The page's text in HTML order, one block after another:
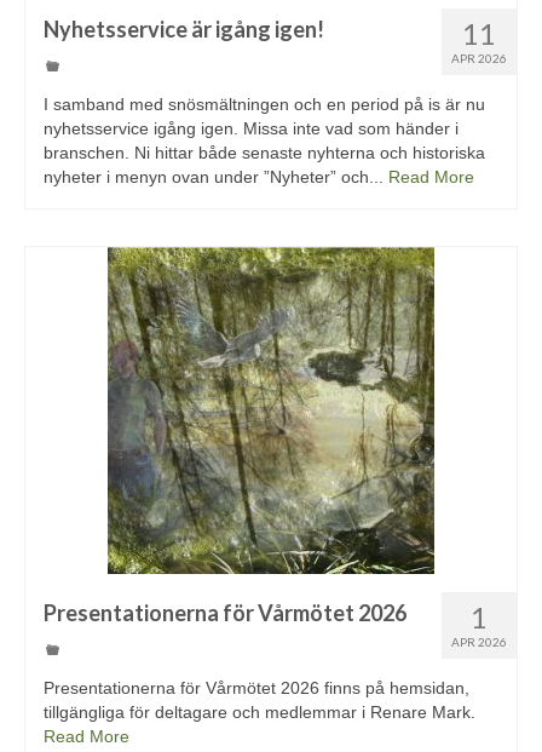
11
APR 2026
Nyhetsservice är igång igen!
I samband med snösmältningen och en period på is är nu
nyhetsservice igång igen. Missa inte vad som händer i
branschen. Ni hittar både senaste nyhterna och historiska
nyheter i menyn ovan under ”Nyheter” och... Read More
1
APR 2026
Presentationerna för Vårmötet 2026
Presentationerna för Vårmötet 2026 finns på hemsidan,
tillgängliga för deltagare och medlemmar i Renare Mark.
Read More